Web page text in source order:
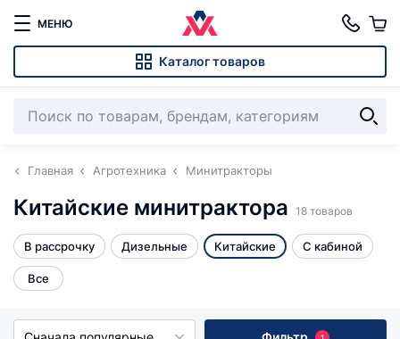
МЕНЮ
Каталог товаров
Главная Агротехника Минитракторы
Китайские минитрактора 18 товаров
В рассрочку Дизельные Китайские С кабиной
Все